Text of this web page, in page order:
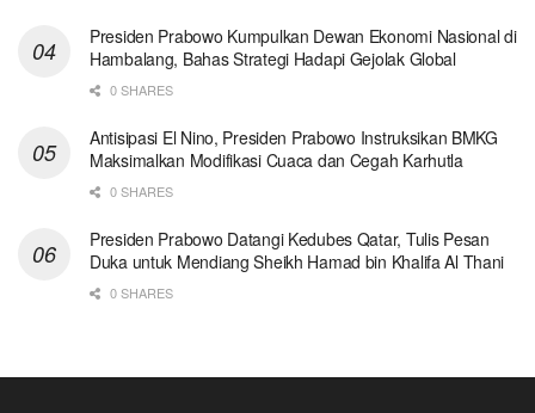
Presiden Prabowo Kumpulkan Dewan Ekonomi Nasional di
Hambalang, Bahas Strategi Hadapi Gejolak Global
0 SHARES
Antisipasi El Nino, Presiden Prabowo Instruksikan BMKG
Maksimalkan Modifikasi Cuaca dan Cegah Karhutla
0 SHARES
Presiden Prabowo Datangi Kedubes Qatar, Tulis Pesan
Duka untuk Mendiang Sheikh Hamad bin Khalifa Al Thani
0 SHARES